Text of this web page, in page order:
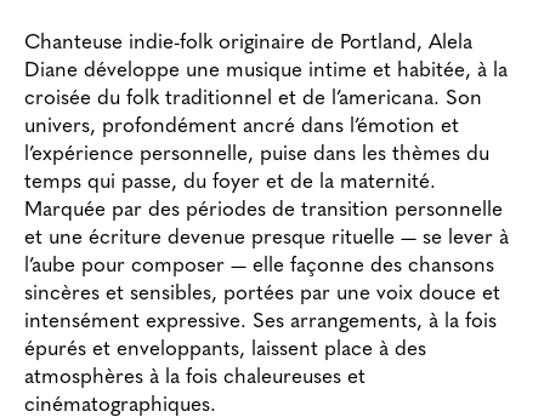
Chanteuse indie-folk originaire de Portland, Alela
Diane développe une musique intime et habitée, à la
croisée du folk traditionnel et de l’americana. Son
univers, profondément ancré dans l’émotion et
l’expérience personnelle, puise dans les thèmes du
temps qui passe, du foyer et de la maternité.
Marquée par des périodes de transition personnelle
et une écriture devenue presque rituelle — se lever à
l’aube pour composer — elle façonne des chansons
sincères et sensibles, portées par une voix douce et
intensément expressive. Ses arrangements, à la fois
épurés et enveloppants, laissent place à des
atmosphères à la fois chaleureuses et
cinématographiques.